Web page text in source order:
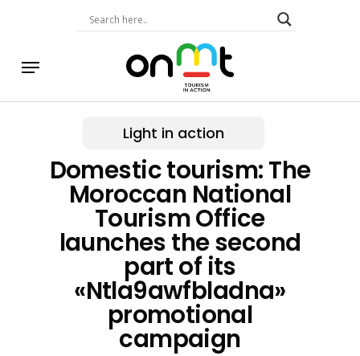
Menu
Light in action
Domestic tourism: The
Moroccan National
Tourism Office
launches the second
part of its
«Ntla9awfbladna»
promotional
campaign